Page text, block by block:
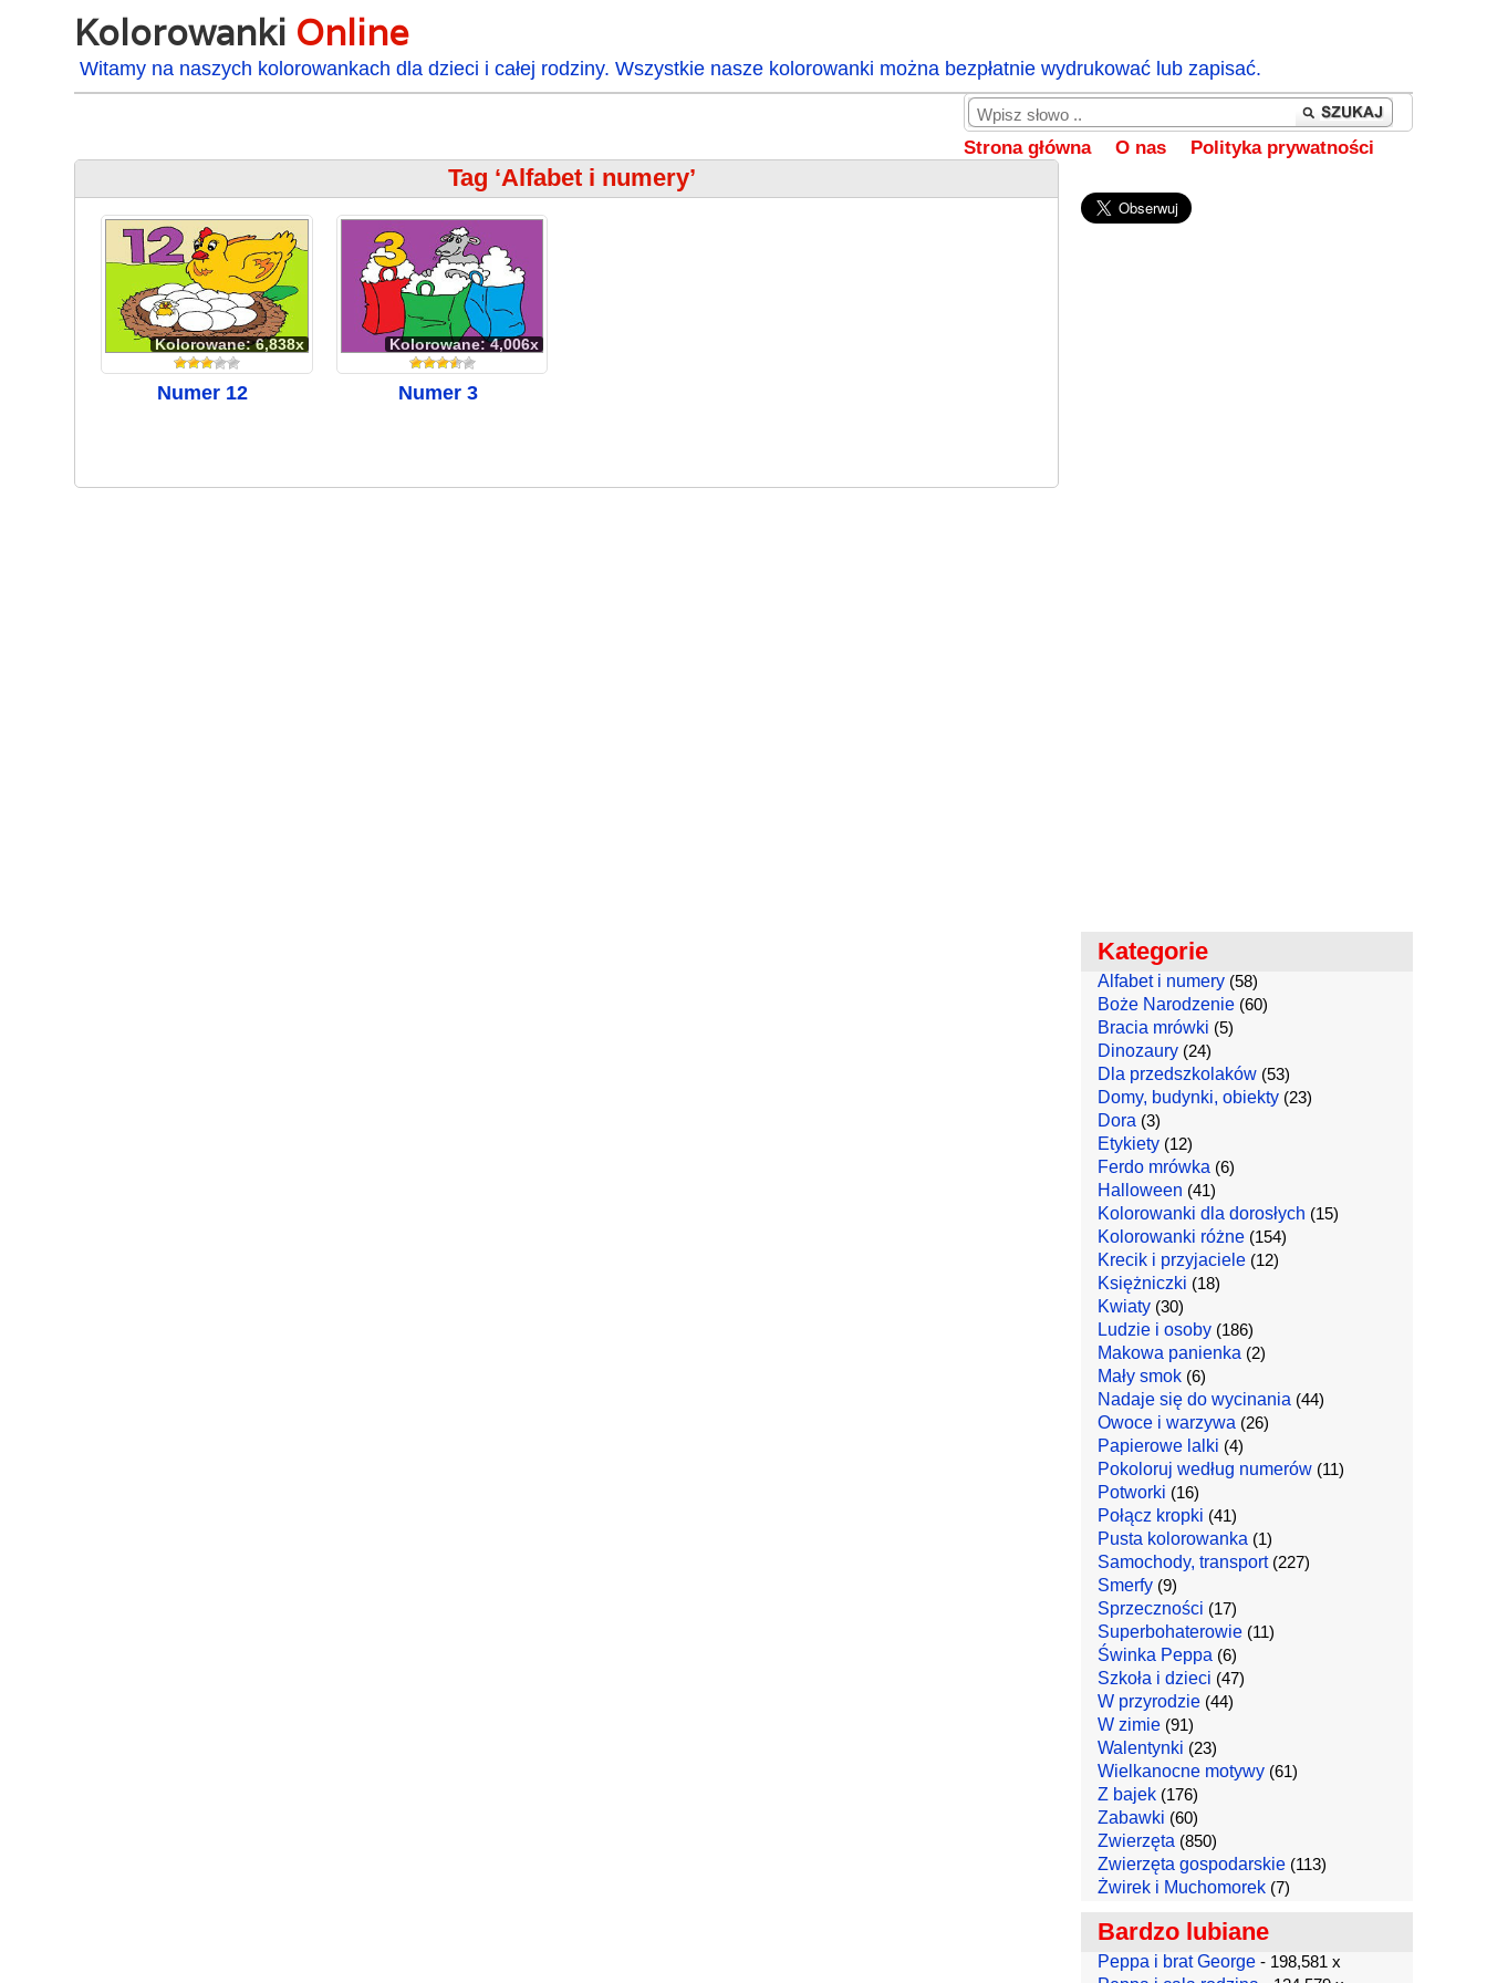
Kolorowanki Online
Witamy na naszych kolorowankach dla dzieci i całej rodziny. Wszystkie nasze kolorowanki można bezpłatnie wydrukować lub zapisać.
Strona główna O nas Polityka prywatności
Tag ‘Alfabet i numery’
Kolorowane: 6,838x
Numer 12
Kolorowane: 4,006x
Numer 3
Kategorie
Alfabet i numery(58)
Boże Narodzenie(60)
Bracia mrówki (5)
Dinozaury(24)
Dla przedszkolaków(53)
Domy, budynki, obiekty(23)
Dora (3)
Etykiety(12)
Ferdo mrówka (6)
Halloween (41)
Kolorowanki dla dorosłych (15)
Kolorowanki różne(154)
Krecik i przyjaciele(12)
Księżniczki (18)
Kwiaty(30)
Ludzie i osoby(186)
Makowa panienka (2)
Mały smok(6)
Nadaje się do wycinania (44)
Owoce i warzywa (26)
Papierowe lalki (4)
Pokoloruj według numerów(11)
Potworki (16)
Połącz kropki (41)
Pusta kolorowanka (1)
Samochody, transport(227)
Smerfy(9)
Sprzeczności (17)
Superbohaterowie(11)
Świnka Peppa (6)
Szkoła i dzieci (47)
W przyrodzie(44)
W zimie(91)
Walentynki (23)
Wielkanocne motywy(61)
Z bajek(176)
Zabawki (60)
Zwierzęta (850)
Zwierzęta gospodarskie(113)
Żwirek i Muchomorek(7)
Bardzo lubiane
Peppa i brat George- 198,581 x